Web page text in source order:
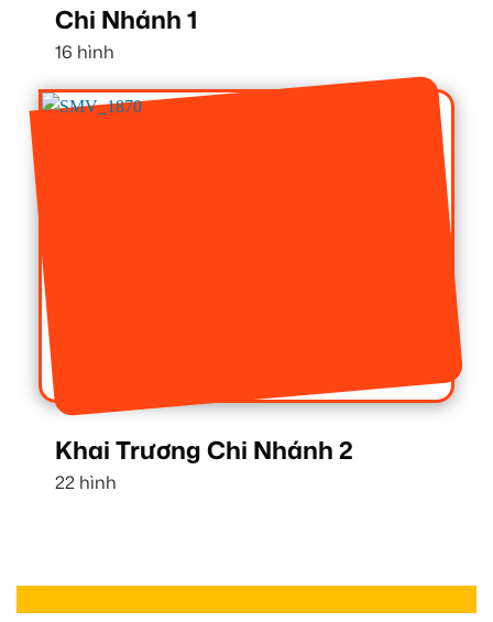
Chi Nhánh 1
16 hình
Khai Trương Chi Nhánh 2
22 hình